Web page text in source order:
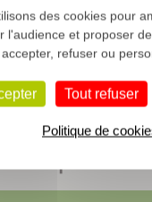
des cookies pour
l'audience et proposer
refuser ou
Tout refuser
Politique de